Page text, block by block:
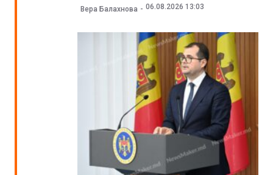
Вера Балахнова 06.08.2026 13:03